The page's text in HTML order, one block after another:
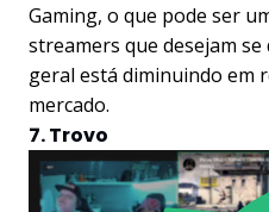
Gaming, o que pode ser
streamers que desejam
geral está diminuindo em
mercado.
7. Trovo